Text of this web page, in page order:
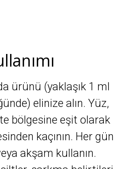
ürünü (yaklaşık 1 ml
elinize alın. Yüz,
bölgesine eşit olarak
kaçının. Her gün
akşam kullanın.